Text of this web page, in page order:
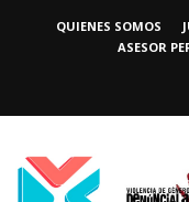
QUIENES SOMOS
ASESOR